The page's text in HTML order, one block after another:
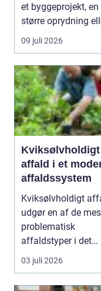
et byggeprojekt, en
større oprydning
løbende ...
09 juli 2026
Kviksølvholdigt
affald i et
affaldssystem
Kviksølvholdigt
udgør en af de
problematisk
affaldstyper i det
moderne samfund,
fordi se...
03 juli 2026